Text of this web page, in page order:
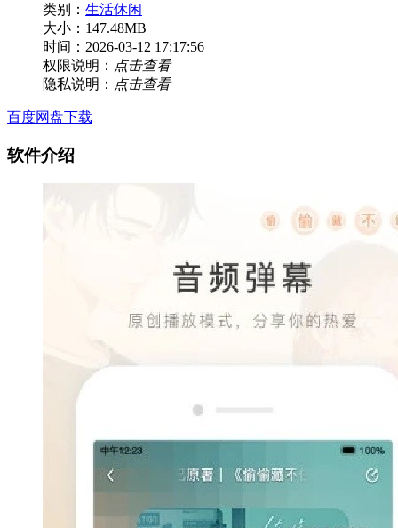
类别： 生活休闲
大小：147.48MB
时间：2026-03-12 17:17:56
权限说明： 点击查看
隐私说明： 点击查看
百度网盘下载
软件介绍